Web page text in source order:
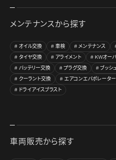
メンテナンスから探す
オイル交換 車検 メンテナンス
タイヤ交換
アライメント KWオー
バッテリー交換
プラグ交換 ブッシ
クーラント交換
エアコンエバポレータ
ドライアイスブラスト
車両販売から探す